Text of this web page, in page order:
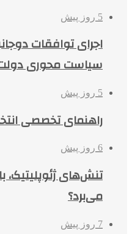
5 روز پیش
اجرای توافقات
سیاست محوری
5 روز پیش
راهنمای تخصصی
6 روز پیش
تنش‌های ژئوپلیتیک،
می‌برد؟
7 روز پیش